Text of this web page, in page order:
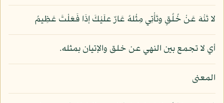
لا تَنْهَ عَنْ خُلُقٍ وتَأْتِي مِثْلهُ عَارٌ علَيْكَ إذَا فَعَلْتَ عَظِيمُ
أي لا تجمع بين النهي عن خلق والإتيان بمثله.
المعنى